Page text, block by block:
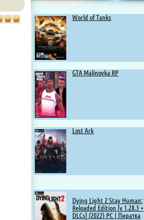
World of Tanks
GTA Malinovka RP
Lost Ark
Dying Light 2 Stay Human:
Reloaded Edition [v 1.28.3 +
DLCs] (2022) PC | Пиратка